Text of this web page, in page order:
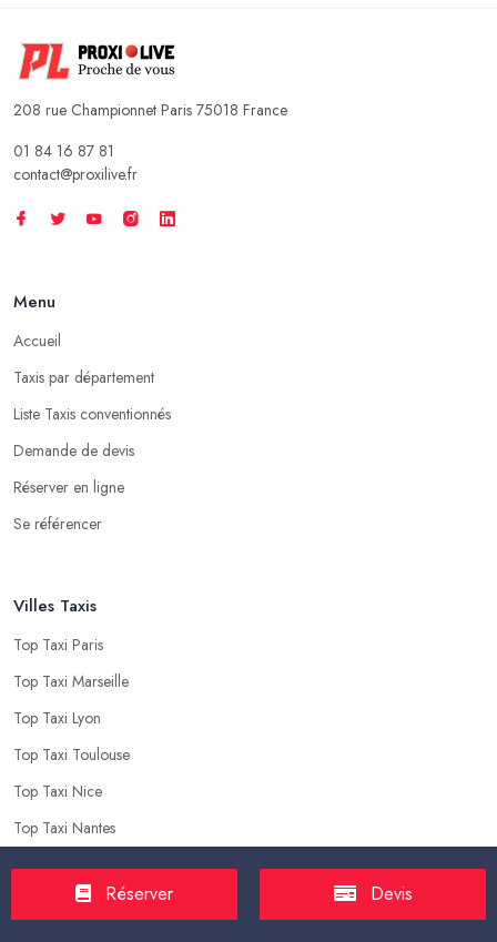
208 rue Championnet Paris 75018 France
01 84 16 87 81
contact@proxilive.fr
Menu
Accueil
Taxis par département
Liste Taxis conventionnés
Demande de devis
Réserver en ligne
Se référencer
Villes Taxis
Top Taxi Paris
Top Taxi Marseille
Top Taxi Lyon
Top Taxi Toulouse
Top Taxi Nice
Top Taxi Nantes
Top Taxis
Réserver Devis